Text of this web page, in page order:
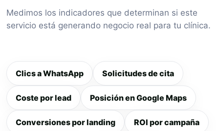
Medimos los indicadores que determinan si este
servicio está generando negocio real para tu clínica.
Clics a WhatsApp Solicitudes de cita
Coste por lead Posición en Google Maps
Conversiones por landing ROI por campaña